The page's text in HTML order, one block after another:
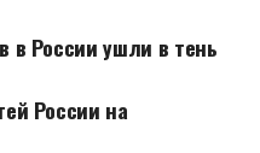
в России ушли в тень
России на